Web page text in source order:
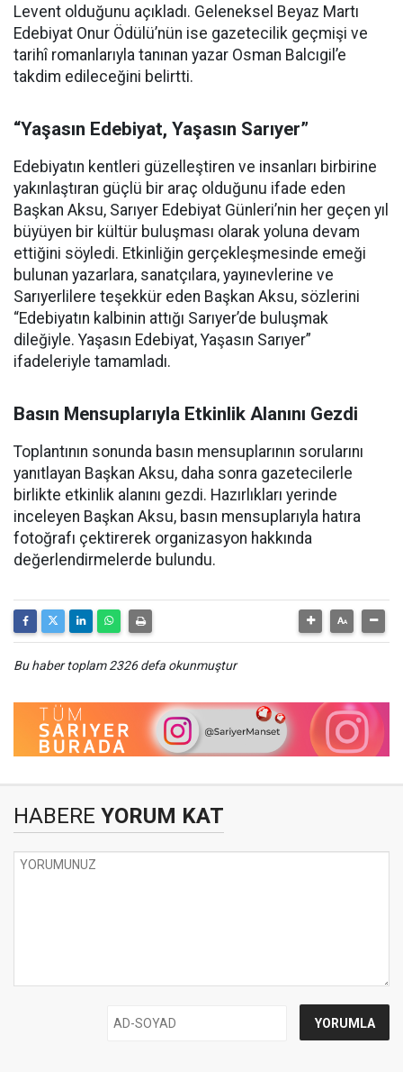
Levent olduğunu açıkladı. Geleneksel Beyaz Martı
Edebiyat Onur Ödülü’nün ise gazetecilik geçmişi ve
tarihî romanlarıyla tanınan yazar Osman Balcıgil’e
takdim edileceğini belirtti.
“Yaşasın Edebiyat, Yaşasın Sarıyer”
Edebiyatın kentleri güzelleştiren ve insanları birbirine
yakınlaştıran güçlü bir araç olduğunu ifade eden
Başkan Aksu, Sarıyer Edebiyat Günleri’nin her geçen yıl
büyüyen bir kültür buluşması olarak yoluna devam
ettiğini söyledi. Etkinliğin gerçekleşmesinde emeği
bulunan yazarlara, sanatçılara, yayınevlerine ve
Sarıyerlilere teşekkür eden Başkan Aksu, sözlerini
“Edebiyatın kalbinin attığı Sarıyer’de buluşmak
dileğiyle. Yaşasın Edebiyat, Yaşasın Sarıyer”
ifadeleriyle tamamladı.
Basın Mensuplarıyla Etkinlik Alanını Gezdi
Toplantının sonunda basın mensuplarının sorularını
yanıtlayan Başkan Aksu, daha sonra gazetecilerle
birlikte etkinlik alanını gezdi. Hazırlıkları yerinde
inceleyen Başkan Aksu, basın mensuplarıyla hatıra
fotoğrafı çektirerek organizasyon hakkında
değerlendirmelerde bulundu.
Bu haber toplam 2326 defa okunmuştur
HABERE YORUM KAT